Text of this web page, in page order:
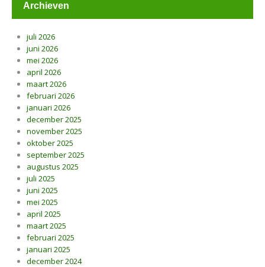
Archieven
juli 2026
juni 2026
mei 2026
april 2026
maart 2026
februari 2026
januari 2026
december 2025
november 2025
oktober 2025
september 2025
augustus 2025
juli 2025
juni 2025
mei 2025
april 2025
maart 2025
februari 2025
januari 2025
december 2024